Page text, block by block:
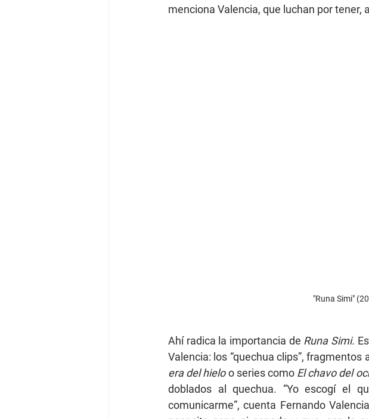
menciona Valencia, que luchan por tener,
"Runa Simi"
Ahí radica la importancia de Runa Simi.
Valencia: los “quechua clips”,
era del hielo o series como El chavo del
doblados al quechua. “Yo escogí el
comunicarme”, cuenta Fernando